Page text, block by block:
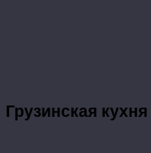
Грузинская кухня